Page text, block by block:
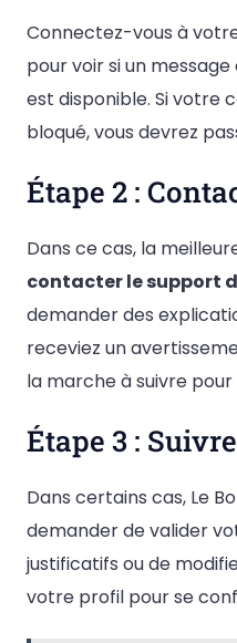
Connectez-vous à
pour voir si un
est disponible. Si
bloqué, vous devrez
Étape 2 :
Dans ce cas, la
contacter le support
demander des
receviez un
la marche à suivre
Étape 3 :
Dans certains cas, Le
demander de valider
justificatifs ou de
votre profil pour se